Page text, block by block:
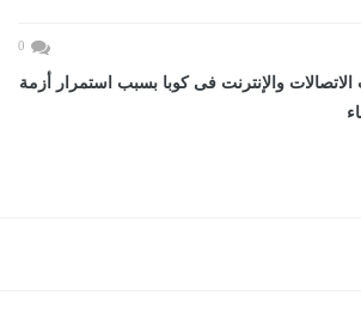
0
والإنترنت فى كوبا بسبب استمرار أزمة